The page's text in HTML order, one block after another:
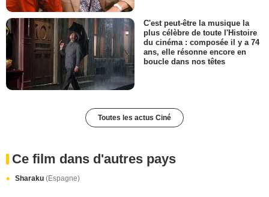
C'est peut-être la musique la
plus célèbre de toute l'Histoire
du cinéma : composée il y a 74
ans, elle résonne encore en
boucle dans nos têtes
Toutes les actus Ciné
Ce film dans d'autres pays
Sharaku (Espagne)